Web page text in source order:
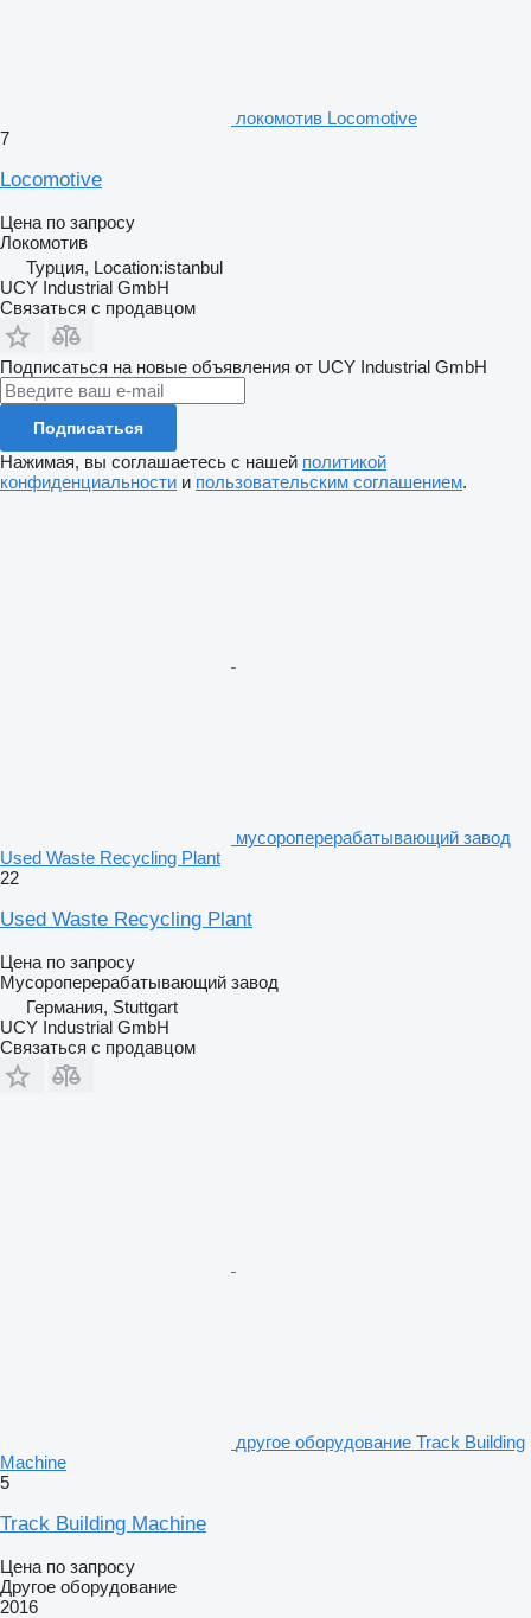
локомотив Locomotive
7
Locomotive
Цена по запросу
Локомотив
Турция, Location:istanbul
UCY Industrial GmbH
Связаться с продавцом
Подписаться на новые объявления от UCY Industrial GmbH
Подписаться
Нажимая, вы соглашаетесь с нашей политикой
конфиденциальности и пользовательским соглашением.
мусороперерабатывающий завод
Used Waste Recycling Plant
22
Used Waste Recycling Plant
Цена по запросу
Мусороперерабатывающий завод
Германия, Stuttgart
UCY Industrial GmbH
Связаться с продавцом
другое оборудование Track Building
Machine
5
Track Building Machine
Цена по запросу
Другое оборудование
2016